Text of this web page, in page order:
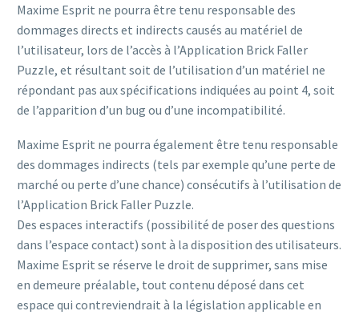
Maxime Esprit ne pourra être tenu responsable des
dommages directs et indirects causés au matériel de
l’utilisateur, lors de l’accès à l’Application Brick Faller
Puzzle, et résultant soit de l’utilisation d’un matériel ne
répondant pas aux spécifications indiquées au point 4, soit
de l’apparition d’un bug ou d’une incompatibilité.
Maxime Esprit ne pourra également être tenu responsable
des dommages indirects (tels par exemple qu’une perte de
marché ou perte d’une chance) consécutifs à l’utilisation de
l’Application Brick Faller Puzzle.
Des espaces interactifs (possibilité de poser des questions
dans l’espace contact) sont à la disposition des utilisateurs.
Maxime Esprit se réserve le droit de supprimer, sans mise
en demeure préalable, tout contenu déposé dans cet
espace qui contreviendrait à la législation applicable en